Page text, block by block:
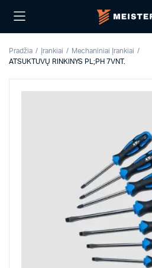
Pradžia Įrankiai
Mechaniniai Įrankiai
ATSUKTUVŲ RINKINYS PL;PH 7VNT.